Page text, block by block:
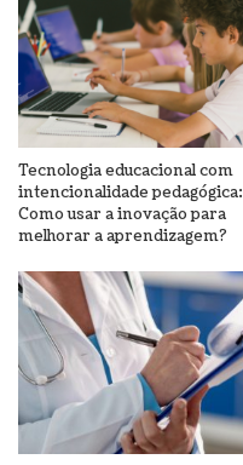
Tecnologia educacional com
intencionalidade pedagógica:
Como usar a inovação para
melhorar a aprendizagem?